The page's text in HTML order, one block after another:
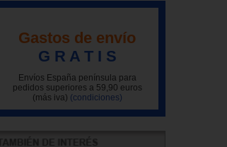
Gastos de envío
G R A T I S
Envíos España península para
pedidos superiores a 59,90 euros
(más iva) (condiciones)